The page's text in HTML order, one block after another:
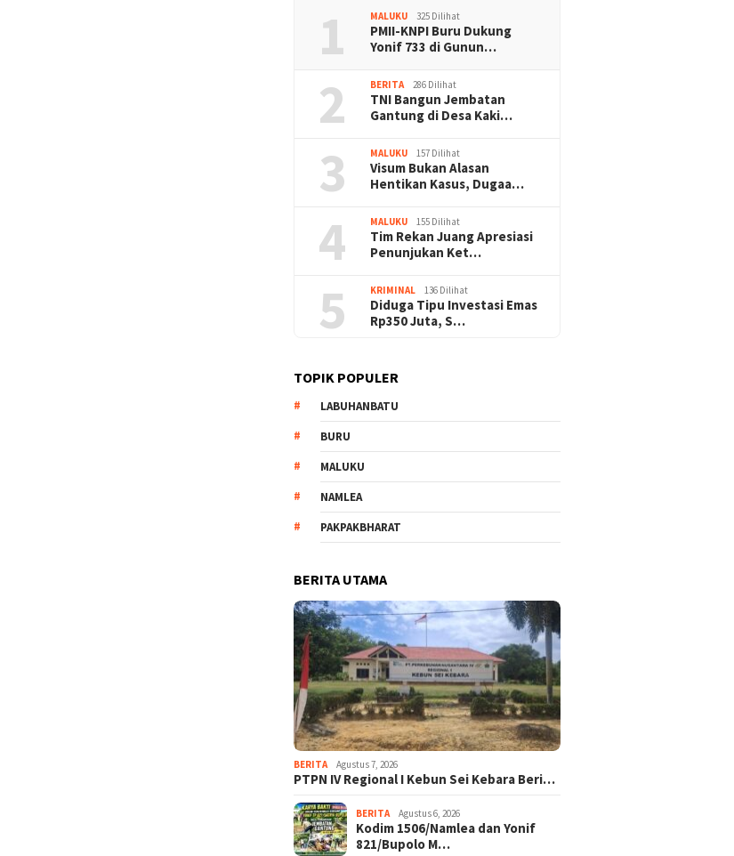
1 MALUKU 325 Dilihat
PMII-KNPI Buru Dukung
Yonif 733 di Gunun…
2 BERITA 286 Dilihat
TNI Bangun Jembatan
Gantung di Desa Kaki…
3 MALUKU 157 Dilihat
Visum Bukan Alasan
Hentikan Kasus, Dugaa…
4 MALUKU 155 Dilihat
Tim Rekan Juang Apresiasi
Penunjukan Ket…
5 KRIMINAL 136 Dilihat
Diduga Tipu Investasi Emas
Rp350 Juta, S…
TOPIK POPULER
LABUHANBATU
BURU
MALUKU
NAMLEA
PAKPAKBHARAT
BERITA UTAMA
BERITA Agustus 7, 2026
PTPN IV Regional I Kebun Sei Kebara Beri…
BERITA Agustus 6, 2026
Kodim 1506/Namlea dan Yonif
821/Bupolo M…